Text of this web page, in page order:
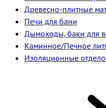
Древесно-плитные
Печи для бани
Дымоходы, баки для
Каминное/Печное
Изоляционные